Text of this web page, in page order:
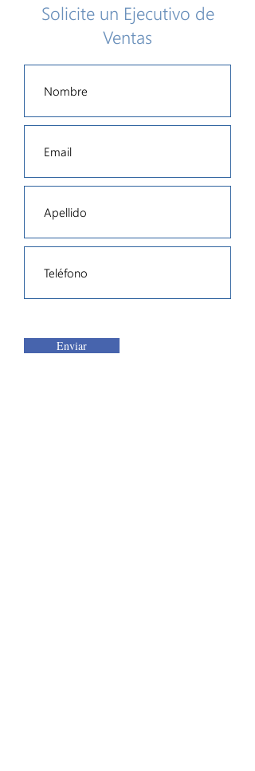
Solicite un Ejecutivo de
Ventas
Enviar